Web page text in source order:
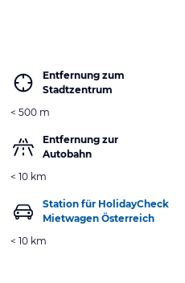
Entfernung zum
Stadtzentrum
< 500 m
Entfernung zur
Autobahn
< 10 km
Station für HolidayCheck
Mietwagen Österreich
< 10 km